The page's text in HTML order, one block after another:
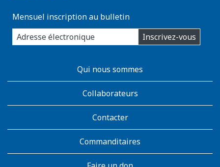
Mensuel inscription au bulletin
enter
you
email
Inscrivez-vous
AboutKidsHealthQui nous sommes
Collaborateurs
Contacter
Commanditaires